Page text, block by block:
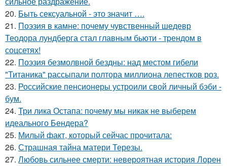
20. Быть сексуальной - это значит ….
21. Поэзия в камне: почему чувственный шедевр
Теодора лундберга стал главным бьюти - трендом в
соцсетях!
22. Поэзия безмолвной бездны: над местом гибели
"Титаника" рассыпали полтора миллиона лепестков роз.
23. Российские пенсионеры устроили свой личный бэби -
бум.
24. Три лика Остапа: почему мы никак не выберем
идеального Бендера?
25. Милый факт, который сейчас прочитала:
26. Страшная тайна матери Терезы.
27. Любовь сильнее смерти: невероятная история Лорен